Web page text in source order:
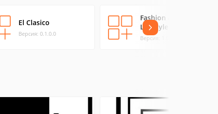
El Clasico
Версия: 0.1.0.0
Fashion and
Lifestyle
Версия: 1.0.0.0